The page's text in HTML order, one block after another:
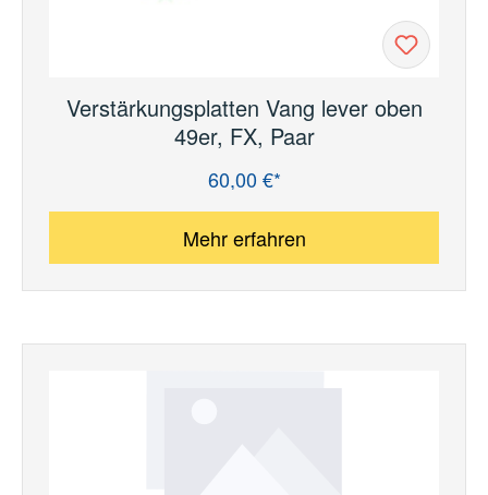
Verstärkungsplatten Vang lever oben
49er, FX, Paar
60,00 €*
Mehr erfahren